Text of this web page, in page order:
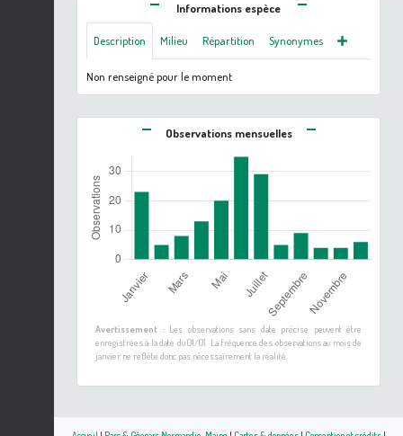
Informations espèce
Description Milieu Répartition Synonymes
Non renseigné pour le moment
Observations mensuelles
Avertissement :Les observations sans date précise peuvent être
enregistrées à la date du 01/01. La fréquence des observations au mois de
janvier ne reflète donc pas nécessairement la réalité.